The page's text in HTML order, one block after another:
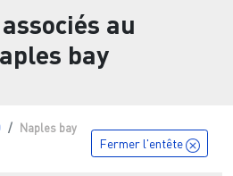
au
bay
Naples bay
Fermer l'entête